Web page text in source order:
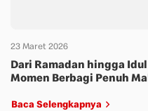
23 Maret 2026
Dari Ramadan hingga
Momen Berbagi Penuh
Baca Selengkapnya